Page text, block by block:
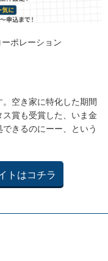
ポレーション
空き家に特化した期間
賞も受賞した、いま金
きるのにーー、という
トはコチラ